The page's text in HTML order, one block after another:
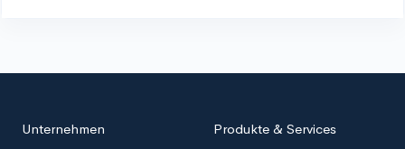
Unternehmen
Produkte & Services